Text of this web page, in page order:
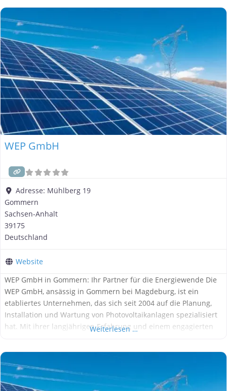
Anlagen: Planung, Installation und Wartung von
maßgeschneiderten Solaranlagen für Privathaushalte und
Gewerbebetriebe. Individuelle Beratung:
WEP GmbH
Adresse: Mühlberg 19
Gommern
Sachsen-Anhalt
39175
Deutschland
Website
WEP GmbH in Gommern: Ihr Partner für die Energiewende Die
WEP GmbH, ansässig in Gommern bei Magdeburg, ist ein
etabliertes Unternehmen, das sich seit 2004 auf die Planung,
Installation und Wartung von Photovoltaikanlagen spezialisiert
hat. Mit ihrer langjährigen Erfahrung und einem engagierten
für private und gewerbliche Kunden in Sachsen-Anhalt und
Weiterlesen …